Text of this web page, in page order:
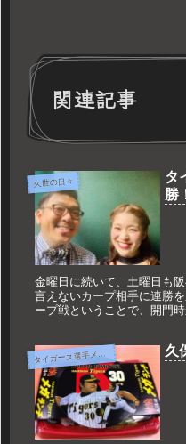
関連記事
久世の日々
タ
勝
金曜日に続いて、土曜日も
言えないカープ相手に連勝
ープ戦ということで、開門
タ
イガース選手メニュー 久